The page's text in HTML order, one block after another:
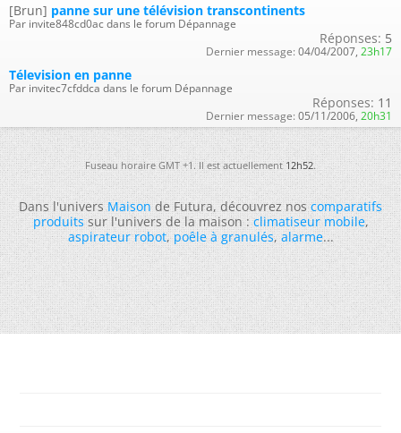
[Brun] panne sur une télévision transcontinents
Par invite848cd0ac dans le forum Dépannage
Réponses: 5
Dernier message: 04/04/2007, 23h17
Télevision en panne
Par invitec7cfddca dans le forum Dépannage
Réponses: 11
Dernier message: 05/11/2006, 20h31
Fuseau horaire GMT +1. Il est actuellement12h52.
Dans l'universMaisonde Futura, découvrez noscomparatifs
produitssur l'univers de la maison :climatiseur mobile,
aspirateur robot,poêle à granulés,alarme...